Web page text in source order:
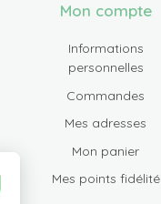
Mon compte
Informations
personnelles
Commandes
Mes adresses
Mon panier
Mes points fidélité